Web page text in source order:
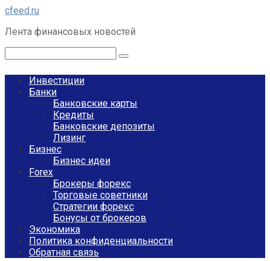
Перейти
контенту
cfeed.ru
Лента финансовых новостей
Инвестиции
Банки
Банковские карты
Кредиты
Банковские депозиты
Лизинг
Бизнес
Бизнес идеи
Forex
Брокеры форекс
Торговые советники
Стратегии форекс
Бонусы от брокеров
Экономика
Политика конфиденциальности
Обратная связь